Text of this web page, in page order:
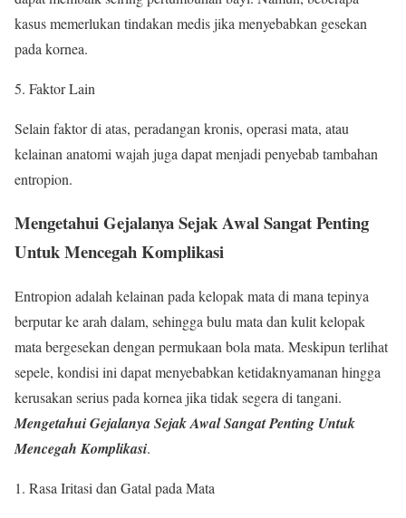
kasus memerlukan tindakan medis jika menyebabkan gesekan
pada kornea.
Faktor Lain
Selain faktor di atas, peradangan kronis, operasi mata, atau
kelainan anatomi wajah juga dapat menjadi penyebab tambahan
entropion.
Mengetahui Gejalanya Sejak Awal Sangat Penting
Untuk Mencegah Komplikasi
Entropion adalah kelainan pada kelopak mata di mana tepinya
berputar ke arah dalam, sehingga bulu mata dan kulit kelopak
mata bergesekan dengan permukaan bola mata. Meskipun terlihat
sepele, kondisi ini dapat menyebabkan ketidaknyamanan hingga
kerusakan serius pada kornea jika tidak segera di tangani.
Mengetahui Gejalanya Sejak Awal Sangat Penting Untuk
Mencegah Komplikasi.
Rasa Iritasi dan Gatal pada Mata